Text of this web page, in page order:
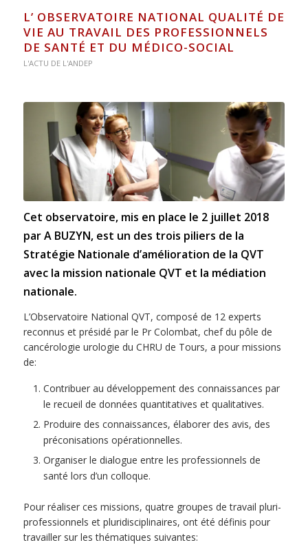
L’ OBSERVATOIRE NATIONAL QUALITÉ DE
VIE AU TRAVAIL DES PROFESSIONNELS
DE SANTÉ ET DU MÉDICO-SOCIAL
L'ACTU DE L'ANDEP
Cet observatoire, mis en place le 2 juillet 2018
par A BUZYN, est un des trois piliers de la
Stratégie Nationale d’amélioration de la QVT
avec la mission nationale QVT et la médiation
nationale.
L’Observatoire National QVT, composé de 12 experts
reconnus et présidé par le Pr Colombat, chef du pôle de
cancérologie urologie du CHRU de Tours, a pour missions
de:
Contribuer au développement des connaissances par
le recueil de données quantitatives et qualitatives.
Produire des connaissances, élaborer des avis, des
préconisations opérationnelles.
Organiser le dialogue entre les professionnels de
santé lors d’un colloque.
Pour réaliser ces missions, quatre groupes de travail pluri-
professionnels et pluridisciplinaires, ont été définis pour
travailler sur les thématiques suivantes: